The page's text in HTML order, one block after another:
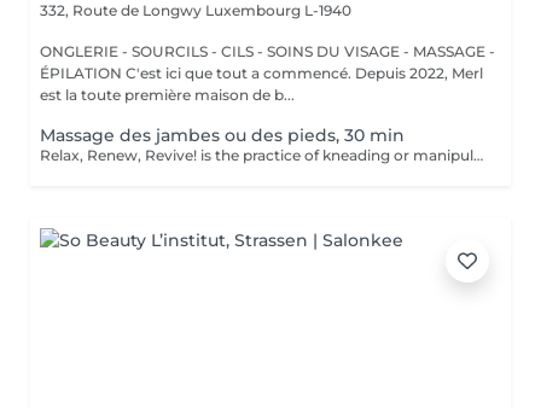
332, Route de Longwy Luxembourg L-1940
ONGLERIE - SOURCILS - CILS - SOINS DU VISAGE - MASSAGE -
ÉPILATION C'est ici que tout a commencé. Depuis 2022, Merl
est la toute première maison de b...
Massage des jambes ou des pieds, 30 min
Relax, Renew, Revive! is the practice of kneading or manipulating a person's muscles and other soft-tissue in order to reduce stress, reduce muscle pain, increase relaxation and improve the work of the immune system. Benefits of getting legs or feet massage: - reduces stress - relaxing - improves blood circulation - improves body immune system How is massage legs or feet done? - feet and legs are massaged Age restrictions: there are no age restrictions for this procedure. Post procedure recommendations: do not do sport and any sharp movements for 2-3 hours after the procedure. Frequency: 1-2 times per week, 10 times in total. Repeat once in 3-6 months.